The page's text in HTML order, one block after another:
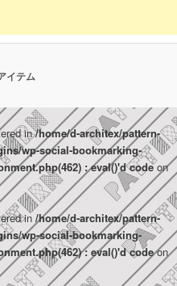
イテム
in/home/d-architex/pattern-
wp-social-bookmarking-
: eval()'d codeon
in /home/d-architex/pattern-
wp-social-bookmarking-
: eval()'d codeon